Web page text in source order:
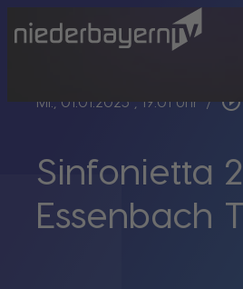
Mi., 01.01.2025, 19:01 Uhr / play_circle_outline
Sinfonietta
Essenbach